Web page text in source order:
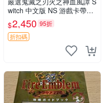
witch 中文版 NS 游戲卡帶，
兼容多款 Switch 主機。即刻
購買，速享遊戲樂趣！ 鬼滅
之刃 血風譚 Switch
$2,450 95折
折扣碼